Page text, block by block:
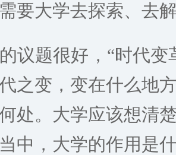
要大学去探索、去
议题很好，“时代变
之变，变在什么地
处。大学应该想清
中，大学的作用是